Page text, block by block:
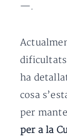
—.
ha
cosa
per
per a la